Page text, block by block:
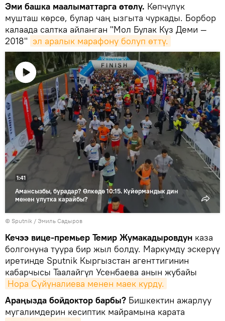
Эми башка маалыматтарга өтөлү. Көпчүлүк
мушташ көрсө, булар чаң ызгыта чуркады. Борбор
калаада салтка айланган "Мол Булак Күз Деми —
2018" эл аралык марафону болуп өттү.
Видеону
көрсөтүү
Амансызбы, бурадар? Өлкөдө 10:15. Күйөрмандык дин
менен улутка карайбы?
1:41
© Sputnik / Эмиль Садыров
Кечээ вице-премьер Темир Жумакадыровдун каза
болгонуна туура бир жыл болду. Маркумду эскерүү
иретинде Sputnik Кыргызстан агенттигинин
кабарчысы Таалайгүл Усенбаева анын жубайы
Нора Сүйүналиева менен маек курду.
Араңызда бойдоктор барбы? Бишкектин ажарлуу
мугалимдерин кесиптик майрамына карата